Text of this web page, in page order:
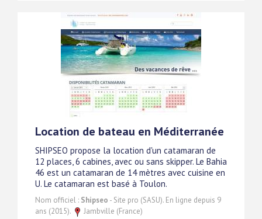
Location de bateau en Méditerranée
SHIPSEO propose la location d'un catamaran de
12 places, 6 cabines, avec ou sans skipper. Le Bahia
46 est un catamaran de 14 mètres avec cuisine en
U. Le catamaran est basé à Toulon.
Nom officiel : Shipseo - Site pro (SASU). En ligne depuis 9
ans (2015).
Jambville (France)